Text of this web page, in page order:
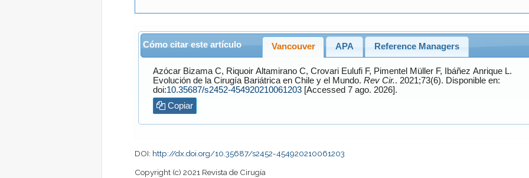
Cómo citar este artículo Vancouver APA Reference Managers
Azócar BizamaC, Riquoir AltamiranoC, Crovari EulufiF, Pimentel MüllerF, Ibáñez AnriqueL.
Evolución de la Cirugía Bariátrica en Chile y el Mundo. Rev Cir.. 2021;73(6). Disponible en:
doi:10.35687/s2452-454920210061203
[Accessed 7 ago. 2026].
Copiar
DOI: http://dx.doi.org/10.35687/s2452-454920210061203
Copyright (c) 2021 Revista de Cirugía